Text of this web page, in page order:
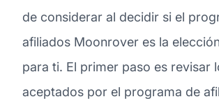
de considerar al decidir si el
afiliados Moonrover es la
para ti. El primer paso es revisar
aceptados por el programa de